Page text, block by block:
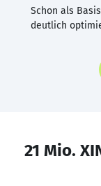
Schon als
deutlich
21 Mio.